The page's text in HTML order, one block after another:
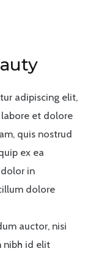
adipiscing elit,
et dolore
quis nostrud
ex ea
in
dolore.
auctor, nisi
nibh id elit